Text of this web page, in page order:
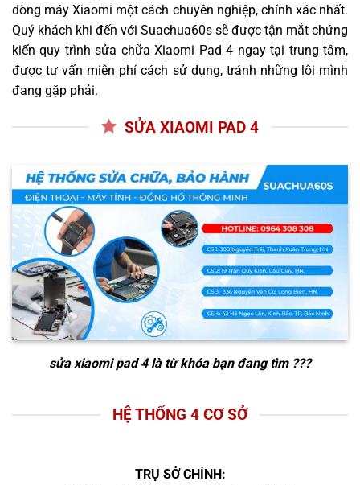
dòng máy Xiaomi một cách chuyên nghiệp, chính xác nhất.
Quý khách khi đến với Suachua60s sẽ được tận mắt chứng
kiến quy trình sửa chữa Xiaomi Pad 4 ngay tại trung tâm,
được tư vấn miễn phí cách sử dụng, tránh những lỗi mình
đang gặp phải.
SỬA XIAOMI PAD 4
sửa xiaomi pad 4là từ khóa bạn đang tìm ???
HỆ THỐNG 4 CƠ SỞ
TRỤ SỞ CHÍNH: